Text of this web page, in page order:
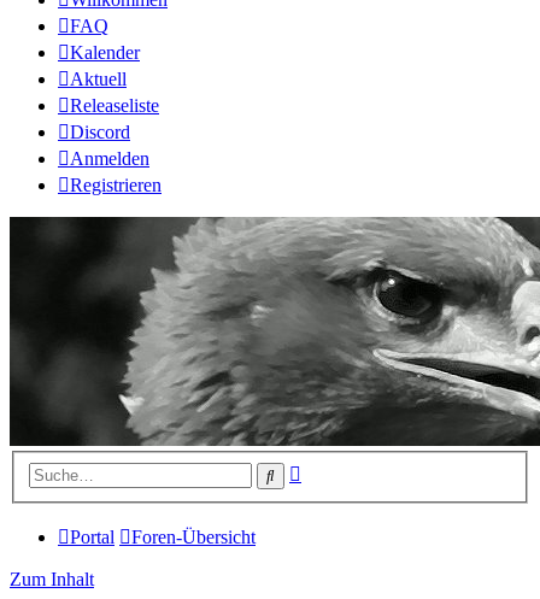
FAQ
Kalender
Aktuell
Releaseliste
Discord
Anmelden
Registrieren
Suche
Portal Foren-Übersicht
Zum Inhalt